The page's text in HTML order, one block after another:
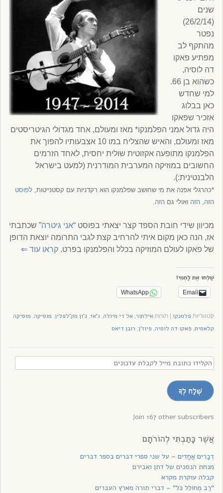
שנים
(26/2/14)
נפטר
מהתקף לב
מפתיע פאקו
דה לוסיה,
כשהוא בן 66.
למי שחדש
כאן בבלוג
אזכיר שפאקו
היה גדול אמני הפלמנקו* מאז ומעולם, אחד מגדולי הגיטריסטים
מאז ומעולם, והאיש שהצליח במו 10 אצבעותיו להפוך את
הפלמנקו מתופעה אקזוטית שולית יחסית, לאחד הזרמים
החשובים במוזיקה המערבית המודרנית (למעט בישראל
הלבנטינית:).
*כהרגלי אפנה את מי שחושב שפלמנקו הוא רקדניות עם קסטנייטות,לפוסט
הזה,הזהואולי גםהזה.
מכיוון שידי חובת הספד קצר יצאתי בפוסט “אני גיטרה” שכתבתי
אז, הנה כאן מקום איתי להרחיב קצת לגבי התרומה יוצאת הדופן
של פאקו לעולם המוזיקה בכלל והפלמנקו בפרט.קראו עוד⇐
שַׁלְּחוּ אֶת לַחְמִי!
Email
WhatsApp
קטגוריות פלמנקו |תגיותאילתור,אל די מיולה,ג'אז,ג'ון מק'לפלין, מוסיקה, מוסיקה
קלאסית, פאקו דה לוסיה, פיוז'ן, רובן דיאס
הקלידו
כתובת
מייל
לקבלת
עדכונים
שְׁלַח לְךָ
Join 167 other subscribers
אֲשֶׁר כָּתַבְתִּי לְהוֹרֹתָם
דְבָרִים אֲחָדִים – על שני ספרי דברים בספר דברים
מנחת הנסכים של דתן ואבירם
קבלה עוקרת מקרא
“רַב מְחוֹלֵל כֹּל” – דברי תורה מארץ העברים